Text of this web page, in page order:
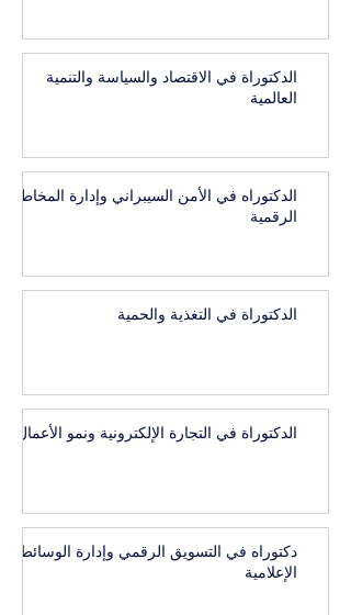
الدكتوراة في الاقتصاد والسياسة والتنمية
العالمية
الدكتوراه في الأمن السيبراني وإدارة المخاطر
الرقمية
الدكتوراة في التغذية والحمية
الدكتوراة في التجارة الإلكترونية ونمو الأعمال
دكتوراه في التسويق الرقمي وإدارة الوسائط
الإعلامية